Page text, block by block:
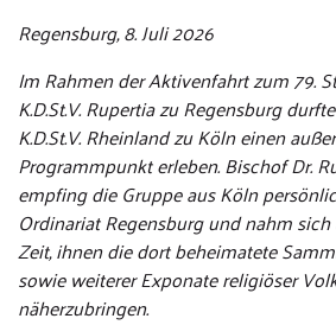
Regensburg, 8. Juli 2026
Im Rahmen der Aktivenfahrt zum 79.
K.D.St.V. Rupertia zu Regensburg
K.D.St.V. Rheinland zu Köln einen
Programmpunkt erleben. Bischof Dr.
empfing die Gruppe aus Köln
Ordinariat Regensburg und nahm
Zeit, ihnen die dort beheimatete
sowie weiterer Exponate religiöser
näherzubringen.